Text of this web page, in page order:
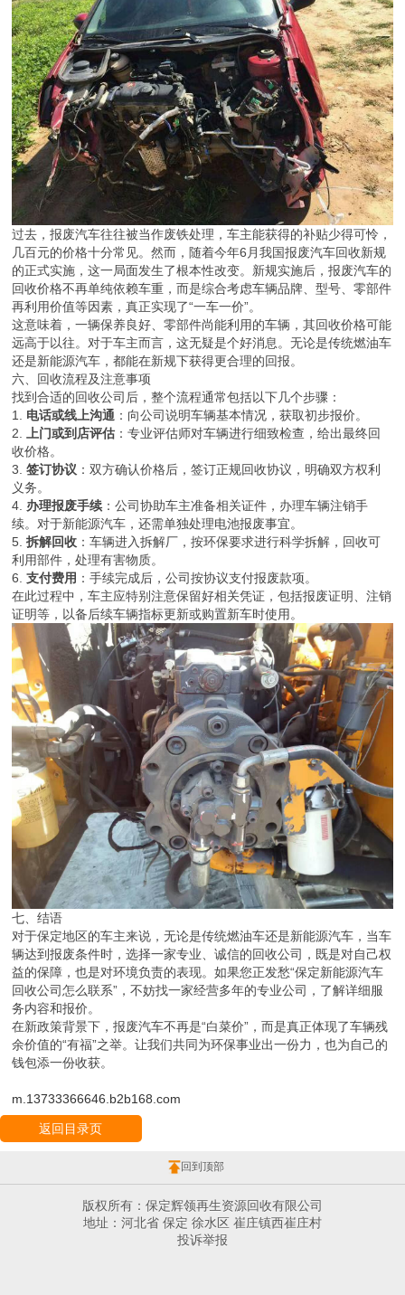
过去，报废汽车往往被当作废铁处理，车主能获得的补贴少得可怜，
几百元的价格十分常见。然而，随着今年6月我国报废汽车回收新规
的正式实施，这一局面发生了根本性改变。新规实施后，报废汽车的
回收价格不再单纯依赖车重，而是综合考虑车辆品牌、型号、零部件
再利用价值等因素，真正实现了“一车一价”。
这意味着，一辆保养良好、零部件尚能利用的车辆，其回收价格可能
远高于以往。对于车主而言，这无疑是个好消息。无论是传统燃油车
还是新能源汽车，都能在新规下获得更合理的回报。
六、回收流程及注意事项
找到合适的回收公司后，整个流程通常包括以下几个步骤：
1. 电话或线上沟通 ：向公司说明车辆基本情况，获取初步报价。
2.
上门或到店评估 ：专业评估师对车辆进行细致检查，给出最终回
收价格。
3.签订协议 ：双方确认价格后，签订正规回收协议，明确双方权利
义务。
4. 办理报废手续：公司协助车主准备相关证件，办理车辆注销手
续。对于新能源汽车，还需单独处理电池报废事宜。
5.拆解回收 ：车辆进入拆解厂，按环保要求进行科学拆解，回收可
利用部件，处理有害物质。
6.支付费用 ：手续完成后，公司按协议支付报废款项。
在此过程中，车主应特别注意保留好相关凭证，包括报废证明、注销
证明等，以备后续车辆指标更新或购置新车时使用。
七、结语
对于保定地区的车主来说，无论是传统燃油车还是新能源汽车，当车
辆达到报废条件时，选择一家专业、诚信的回收公司，既是对自己权
益的保障，也是对环境负责的表现。如果您正发愁“保定新能源汽车
回收公司怎么联系”，不妨找一家经营多年的专业公司，了解详细服
务内容和报价。
在新政策背景下，报废汽车不再是“白菜价”，而是真正体现了车辆残
余价值的“有福”之举。让我们共同为环保事业出一份力，也为自己的
钱包添一份收获。
m.13733366646.b2b168.com
返回目录页
回到顶部
版权所有：保定辉领再生资源回收有限公司
地址：河北省 保定 徐水区 崔庄镇西崔庄村
投诉举报